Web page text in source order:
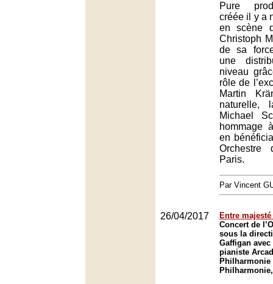
Pure
créée il y a
en scène
Christoph
de sa
une
niveau
rôle de
Martin
naturelle,
Michael
hommage
en
Orchestre
Paris.
Par Vincent
26/04/2017
Entre
Concert de
sous la
Gaffigan
pianiste
Philharmonie